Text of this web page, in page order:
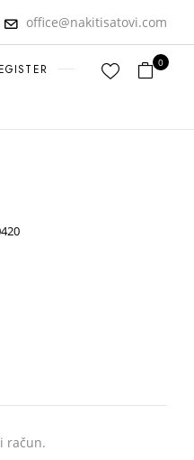
office@nakitisatovi.com
0
račun.